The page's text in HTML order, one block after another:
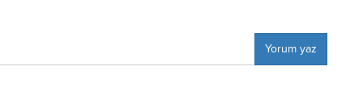
Yorum yaz